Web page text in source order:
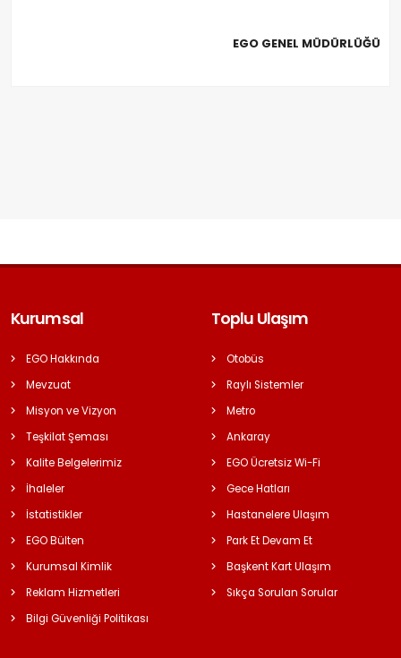
EGO GENEL MÜDÜRLÜĞÜ
Kurumsal
EGO Hakkında
Mevzuat
Misyon ve Vizyon
Teşkilat Şeması
Kalite Belgelerimiz
İhaleler
İstatistikler
EGO Bülten
Kurumsal Kimlik
Reklam Hizmetleri
Bilgi Güvenliği Politikası
Toplu Ulaşım
Otobüs
Raylı Sistemler
Metro
Ankaray
EGO Ücretsiz Wi-Fi
Gece Hatları
Hastanelere Ulaşım
Park Et Devam Et
Başkent Kart Ulaşım
Sıkça Sorulan Sorular